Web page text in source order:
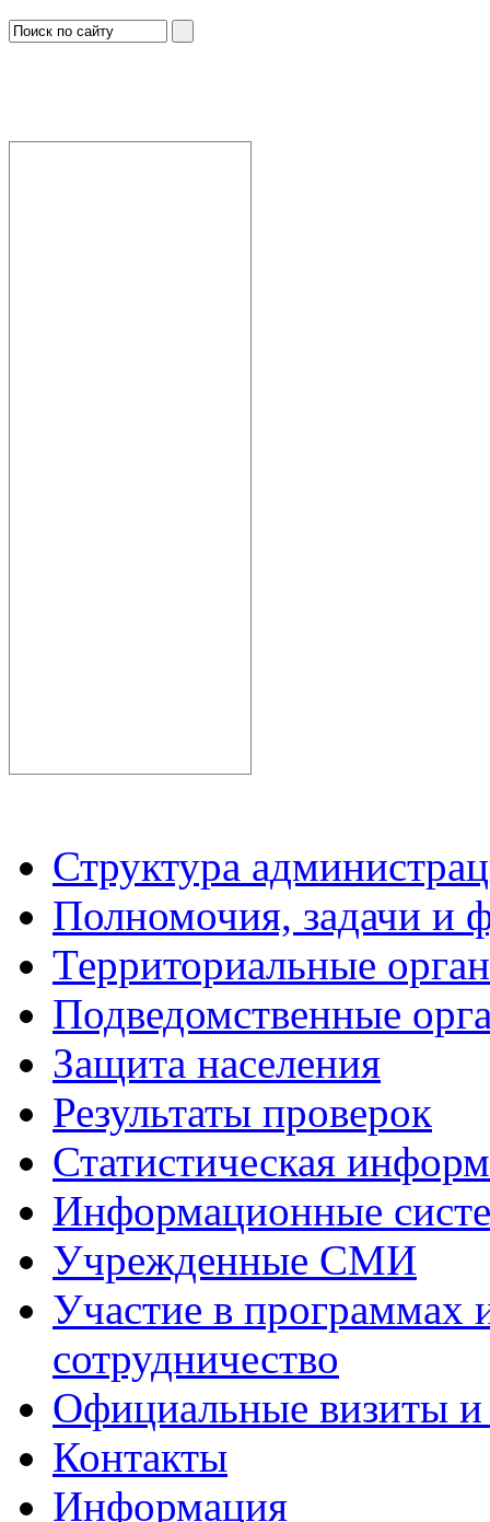
Структура
Полномочия, задачи и
Территориальные
Подведомственные
Защита населения
Результаты проверок
Статистическая
Информационные
Учрежденные СМИ
Участие в программах
сотрудничество
Официальные визиты и
Контакты
Информация